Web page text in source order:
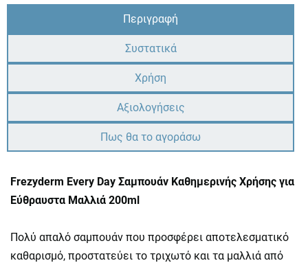
Περιγραφή
Συστατικά
Χρήση
Αξιολογήσεις
Πως θα το αγοράσω
Frezyderm Every Day Σαμπουάν Καθημερινής Χρήσης για
Εύθραυστα Μαλλιά 200ml
Πολύ απαλό σαμπουάν που προσφέρει αποτελεσματικό
καθαρισμό, προστατεύει το τριχωτό και τα μαλλιά από